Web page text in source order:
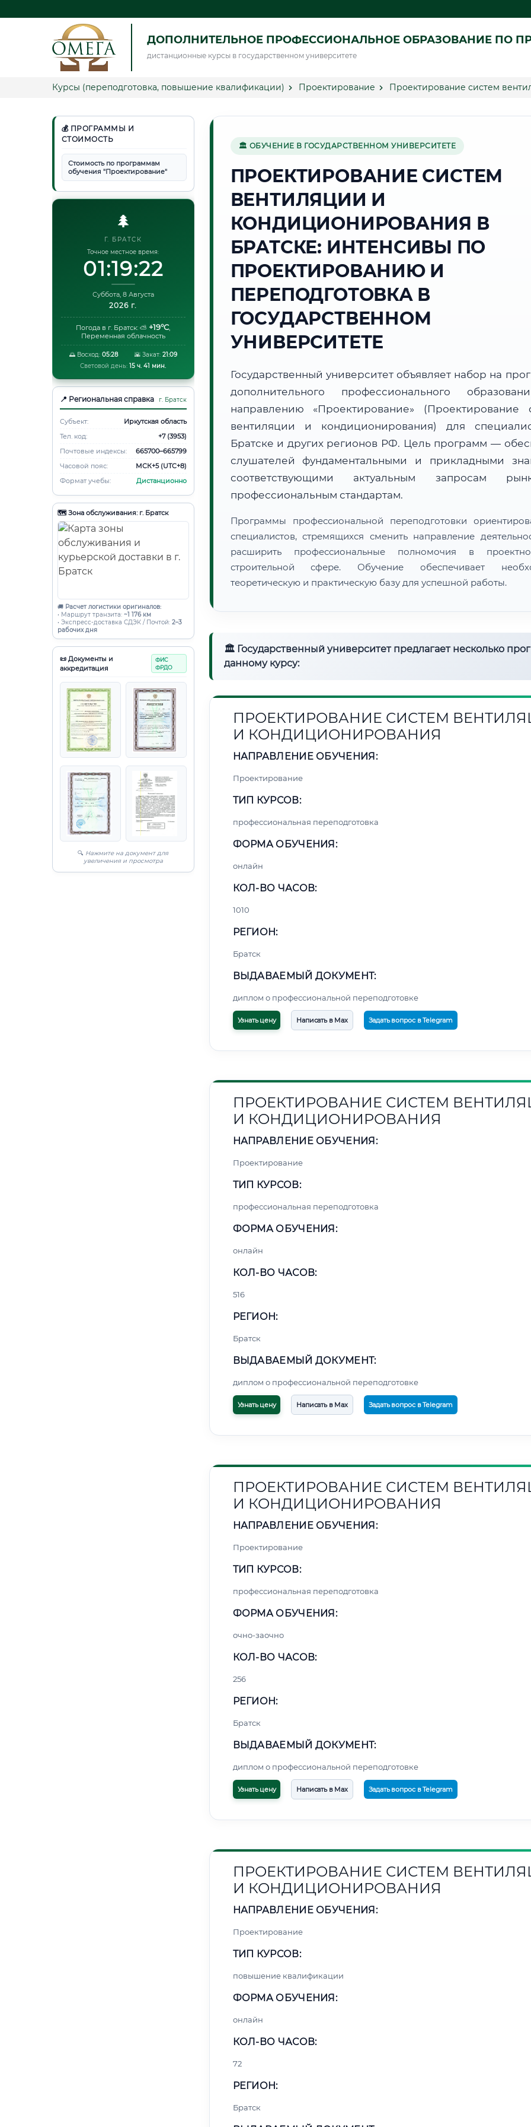
ДОПОЛНИТЕЛЬНОЕ ПРОФЕССИОНАЛЬНОЕ ОБРАЗОВАНИЕ ПО
дистанционные курсы в государственном университете
Курсы (переподготовка, повышение квалификации) Проектирование Проектирование систем
💰 ПРОГРАММЫ И
СТОИМОСТЬ
Стоимость по программам
обучения "Проектирование"
🌲
Г. БРАТСК
Точное местное время:
01:19:23
Суббота, 8 Августа
2026 г.
Погода в г. Братск: ⛅ +19°C,
Переменная облачность
🌅 Восход: 05:28 🌇 Закат: 21:09
Световой день: 15 ч. 41 мин.
📍 Региональная справка г. Братск
Субъект:
Иркутская область
Тел. код:
+7 (3953)
Почтовые индексы:
665700–665799
Часовой пояс:
МСК+5 (UTC+8)
Формат учебы:
Дистанционно
🗺️ Зона обслуживания: г. Братск
🚚 Расчет логистики оригиналов:
• Маршрут транзита: ~1 176 км
• Экспресс-доставка СДЭК / Почтой: 2–3
рабочих дня
📜 Документы и
аккредитация
ФИС
ФРДО
🔍 Нажмите на документ для
увеличения и просмотра
🏛 ОБУЧЕНИЕ В ГОСУДАРСТВЕННОМ УНИВЕРСИТЕТЕ
ПРОЕКТИРОВАНИЕ СИСТЕМ
ВЕНТИЛЯЦИИ И
КОНДИЦИОНИРОВАНИЯ В
БРАТСКЕ: ИНТЕНСИВЫ ПО
ПРОЕКТИРОВАНИЮ И
ПЕРЕПОДГОТОВКА В
ГОСУДАРСТВЕННОМ
УНИВЕРСИТЕТЕ
Государственный университет объявляет набор на
дополнительного профессионального
направлению «Проектирование» (Проектирование
вентиляции и кондиционирования) для
Братске и других регионов РФ. Цель программ —
слушателей фундаментальными и прикладными
соответствующими актуальным запросам
профессиональным стандартам.
Программы профессиональной переподготовки
специалистов, стремящихся сменить направление
расширить профессиональные полномочия в
строительной сфере. Обучение обеспечивает
теоретическую и практическую базу для успешной работы.
🏛 Государственный университет предлагает несколько
данному курсу:
ПРОЕКТИРОВАНИЕ СИСТЕМ
И КОНДИЦИОНИРОВАНИЯ
НАПРАВЛЕНИЕ ОБУЧЕНИЯ:
Проектирование
ТИП КУРСОВ:
профессиональная переподготовка
ФОРМА ОБУЧЕНИЯ:
онлайн
КОЛ-ВО ЧАСОВ:
1010
РЕГИОН:
Братск
ВЫДАВАЕМЫЙ ДОКУМЕНТ:
диплом о профессиональной переподготовке
Узнать цену Написать в Max Задать вопрос в Telegram
ПРОЕКТИРОВАНИЕ СИСТЕМ
И КОНДИЦИОНИРОВАНИЯ
НАПРАВЛЕНИЕ ОБУЧЕНИЯ:
Проектирование
ТИП КУРСОВ:
профессиональная переподготовка
ФОРМА ОБУЧЕНИЯ:
онлайн
КОЛ-ВО ЧАСОВ:
516
РЕГИОН:
Братск
ВЫДАВАЕМЫЙ ДОКУМЕНТ:
диплом о профессиональной переподготовке
Узнать цену Написать в Max Задать вопрос в Telegram
ПРОЕКТИРОВАНИЕ СИСТЕМ
И КОНДИЦИОНИРОВАНИЯ
НАПРАВЛЕНИЕ ОБУЧЕНИЯ:
Проектирование
ТИП КУРСОВ:
профессиональная переподготовка
ФОРМА ОБУЧЕНИЯ:
очно-заочно
КОЛ-ВО ЧАСОВ:
256
РЕГИОН:
Братск
ВЫДАВАЕМЫЙ ДОКУМЕНТ:
диплом о профессиональной переподготовке
Узнать цену Написать в Max Задать вопрос в Telegram
ПРОЕКТИРОВАНИЕ СИСТЕМ
И КОНДИЦИОНИРОВАНИЯ
НАПРАВЛЕНИЕ ОБУЧЕНИЯ:
Проектирование
ТИП КУРСОВ:
повышение квалификации
ФОРМА ОБУЧЕНИЯ:
онлайн
КОЛ-ВО ЧАСОВ:
72
РЕГИОН:
Братск